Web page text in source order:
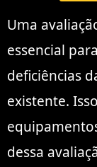
Uma
essencial
deficiências
existente.
dessa